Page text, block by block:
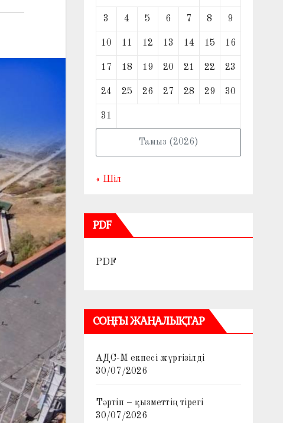
Тамыз (2026)
3 4 5 6 7 8 9
10 11 12 13 14 15 16
17 18 19 20 21 22 23
24 25 26 27 28 29 30
31
« Шіл
PDF
PDF
СОҢҒЫ ЖАҢАЛЫҚТАР
АДС-М екпесі жүргізілді
30/07/2026
Тәртіп – қызметтің тірегі
30/07/2026